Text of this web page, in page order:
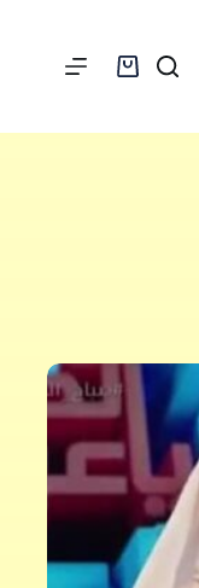
عربة